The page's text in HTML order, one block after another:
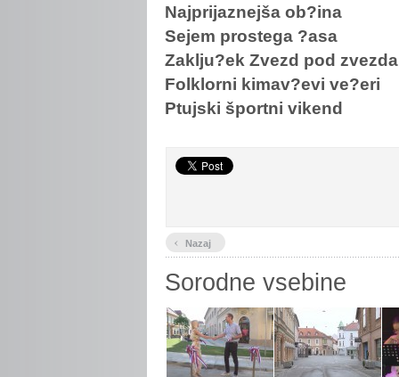
Najprijaznejša ob?ina
Sejem prostega ?asa
Zaklju?ek Zvezd pod
Folklorni kimav?evi ve?eri
Ptujski športni vikend
‹ Nazaj
Sorodne vsebine